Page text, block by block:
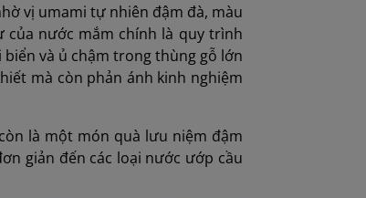
vị umami tự nhiên đậm đà, màu
nước mắm chính là quy trình
và ủ chậm trong thùng gỗ lớn
mà còn phản ánh kinh nghiệm
là một món quà lưu niệm đậm
giản đến các loại nước ướp cầu